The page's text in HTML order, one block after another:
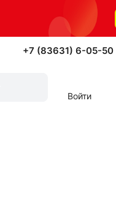
+7 (83631) 6-05-50
Войти